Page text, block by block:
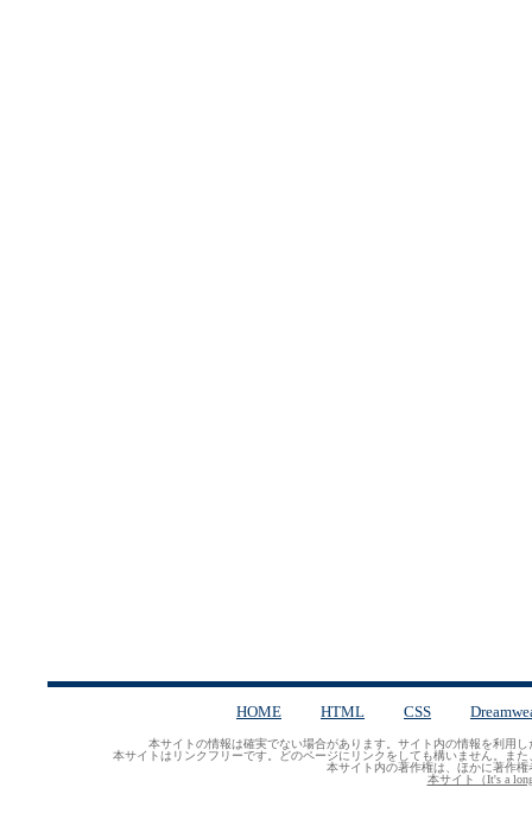
HOME HTML CSS
本サイトの情報は確実でない場合があります。サイト内の情報を利用
本サイトはリンクフリーです。どのページにリンクをしても構いません。ま
本サイト内の著作権は、ほかに著作
本サイト（It's a